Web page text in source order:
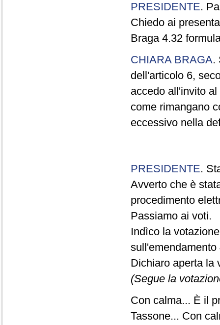
PRESIDENTE.
Chiedo ai
Braga 4.32
CHIARA BRAGA.
dell'articolo 6,
accedo all'invito
come rimangano
eccessivo nella
PRESIDENTE.
Avverto che è
procedimento
Passiamo ai voti.
Indìco la
Dichiaro aperta la
(Segue la
Con calma... È il
Tassone... Con